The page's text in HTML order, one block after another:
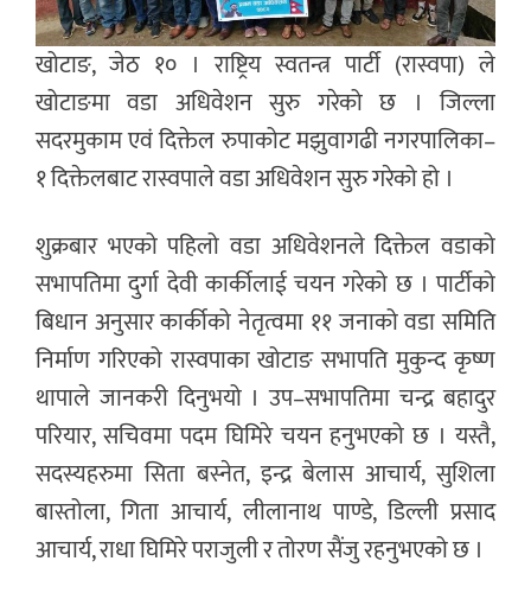
खोटाङ, जेठ १० । राष्ट्रिय स्वतन्त्र पार्टी (रास्वपा) ले
खोटाङमा वडा अधिवेशन सुरु गरेको छ । जिल्ला
सदरमुकाम एवं दिक्तेल रुपाकोट मझुवागढी नगरपालिका–
१ दिक्तेलबाट रास्वपाले वडा अधिवेशन सुरु गरेको हो ।
शुक्रबार भएको पहिलो वडा अधिवेशनले दिक्तेल वडाको
सभापतिमा दुर्गा देवी कार्कीलाई चयन गरेको छ । पार्टीको
बिधान अनुसार कार्कीको नेतृत्वमा ११ जनाको वडा समिति
निर्माण गरिएको रास्वपाका खोटाङ सभापति मुकुन्द कृष्ण
थापाले जानकरी दिनुभयो । उप–सभापतिमा चन्द्र बहादुर
परियार, सचिवमा पदम घिमिरे चयन हनुभएको छ । यस्तै,
सदस्यहरुमा सिता बस्नेत, इन्द्र बेलास आचार्य, सुशिला
बास्तोला, गिता आचार्य, लीलानाथ पाण्डे, डिल्ली प्रसाद
आचार्य, राधा घिमिरे पराजुली र तोरण सैंजु रहनुभएको छ ।